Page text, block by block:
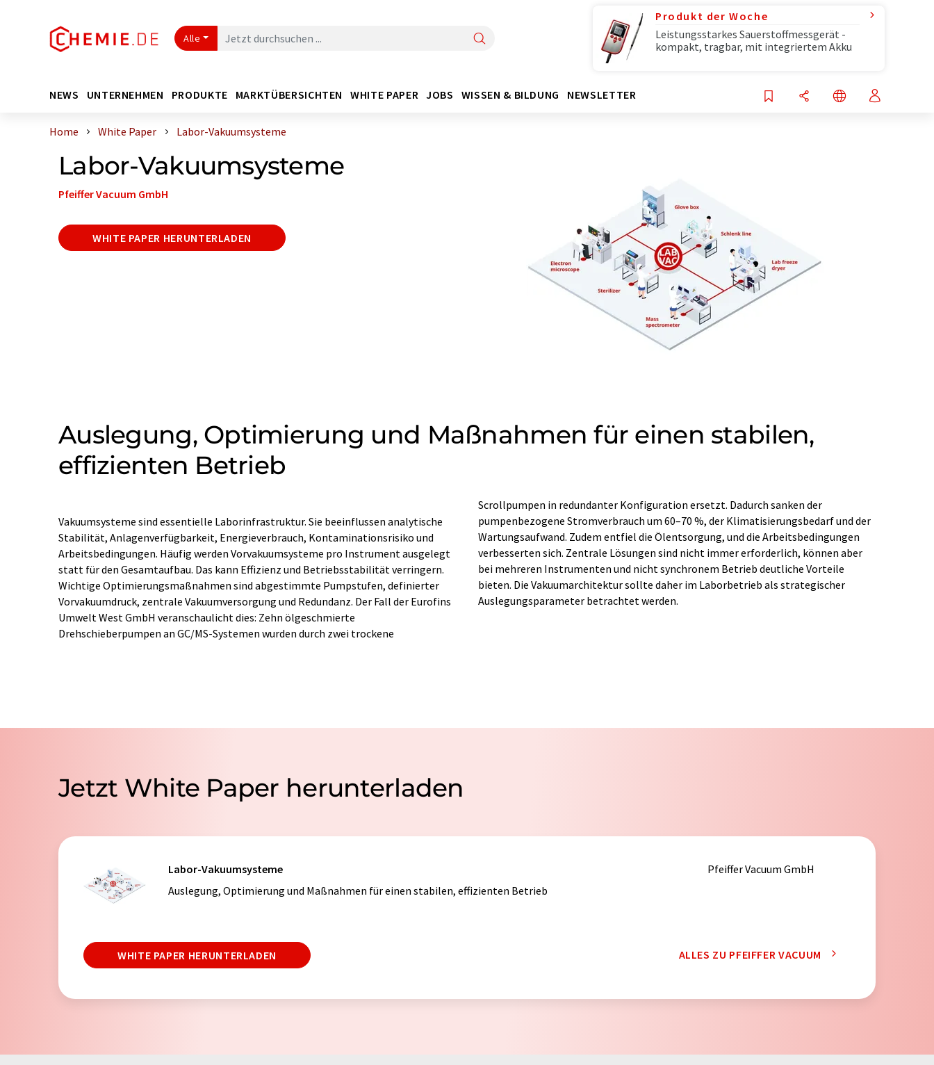
Alle
Produkt der Woche
Leistungsstarkes Sauerstoffmessgerät -
kompakt, tragbar, mit integriertem Akku
NEWS UNTERNEHMEN PRODUKTE MARKTÜBERSICHTEN WHITE PAPER JOBS WISSEN & BILDUNG NEWSLETTER
Home White Paper Labor-Vakuumsysteme
Labor-Vakuumsysteme
Pfeiffer Vacuum GmbH
WHITE PAPER HERUNTERLADEN
Auslegung, Optimierung und Maßnahmen für einen stabilen,
effizienten Betrieb
Vakuumsysteme sind essentielle Laborinfrastruktur. Sie beeinflussen analytische
Stabilität, Anlagenverfügbarkeit, Energieverbrauch, Kontaminationsrisiko und
Arbeitsbedingungen. Häufig werden Vorvakuumsysteme pro Instrument ausgelegt
statt für den Gesamtaufbau. Das kann Effizienz und Betriebsstabilität verringern.
Wichtige Optimierungsmaßnahmen sind abgestimmte Pumpstufen, definierter
Vorvakuumdruck, zentrale Vakuumversorgung und Redundanz. Der Fall der Eurofins
Umwelt West GmbH veranschaulicht dies: Zehn ölgeschmierte
Drehschieberpumpen an GC/MS-Systemen wurden durch zwei trockene
Scrollpumpen in redundanter Konfiguration ersetzt. Dadurch sanken der
pumpenbezogene Stromverbrauch um 60–70 %, der Klimatisierungsbedarf und der
Wartungsaufwand. Zudem entfiel die Ölentsorgung, und die Arbeitsbedingungen
verbesserten sich. Zentrale Lösungen sind nicht immer erforderlich, können aber
bei mehreren Instrumenten und nicht synchronem Betrieb deutliche Vorteile
bieten. Die Vakuumarchitektur sollte daher im Laborbetrieb als strategischer
Auslegungsparameter betrachtet werden.
Jetzt White Paper herunterladen
Labor-Vakuumsysteme
Auslegung, Optimierung und Maßnahmen für einen stabilen, effizienten Betrieb
WHITE PAPER HERUNTERLADEN
Pfeiffer Vacuum GmbH
ALLES ZU PFEIFFER VACUUM